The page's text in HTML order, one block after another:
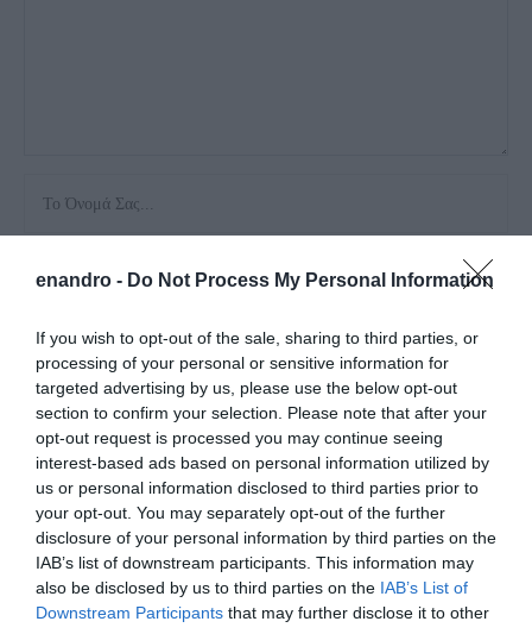
enandro - Do Not Process My Personal Information
If you wish to opt-out of the sale, sharing to third parties, or
processing of your personal or sensitive information for
targeted advertising by us, please use the below opt-out
section to confirm your selection. Please note that after your
opt-out request is processed you may continue seeing
interest-based ads based on personal information utilized by
us or personal information disclosed to third parties prior to
your opt-out. You may separately opt-out of the further
disclosure of your personal information by third parties on the
IAB’s list of downstream participants. This information may
also be disclosed by us to third parties on the IAB’s List of
Downstream Participants that may further disclose it to other
Αποθήκευσε το όνομά μου, email, και τον ιστότοπο μου σε
αυτόν τον πλοηγό για την επόμενη φορά που θα σχολιάσω.